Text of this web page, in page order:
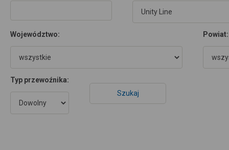
Województwo: Powiat:
Typ przewoźnika: